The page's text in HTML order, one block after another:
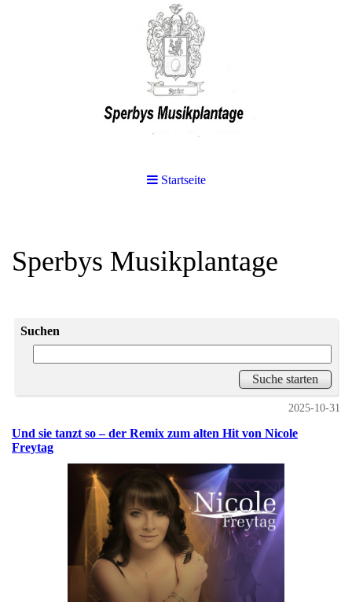
Startseite
Sperbys Musikplantage
Suchen
2025-10-31
Und sie tanzt so – der Remix zum alten Hit von Nicole
Freytag